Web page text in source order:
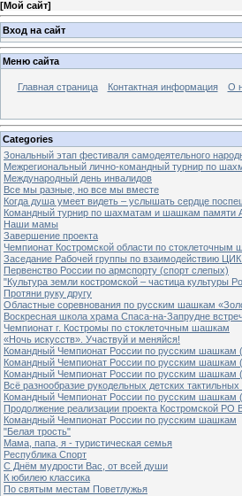
[Мой сайт]
Вход на сайт
Меню сайта
Главная страница Контактная информация О
Categories
Зональный этап фестиваля самодеятельного
Межрегиональный лично-командный турнир по
Международный день инвалидов
Все мы разные, но все мы вместе
Когда душа умеет видеть – услышать сердце
Командный турнир по шахматам и шашкам памяти
Наши мамы
Завершение проекта
Чемпионат Костромской области по стоклеточным
Заседание Рабочей группы по взаимодействию
Первенство России по армспорту (спорт слепых)
"Культура земли костромской – частица культуры
Протяни руку другу
Областные соревнования по русским шашкам
Воскресная школа храма Спаса-на-Запрудне
Чемпионат г. Костромы по стоклеточным шашкам
«Ночь искусств». Участвуй и меняйся!
Командный Чемпионат России по русским шашкам
Командный Чемпионат России по русским шашкам
Командный Чемпионат России по русским шашкам
Всё разнообразие рукодельных детских тактильных
Командный Чемпионат России по русским шашкам
Продолжение реализации проекта Костромской РО
Командный Чемпионат России по русским шашкам
"Белая трость"
Мама, папа, я - туристическая семья
Республика Спорт
С Днём мудрости Вас, от всей души
К юбилею классика
По святым местам Поветлужья